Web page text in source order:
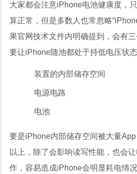
大家都会注意iPhone电池健康度，
算正常，但是多数人也常忽略
果官网技术文件内明确提到，会有
要让iPhone随池都处于持低电压状态
装置的内部储存空间
电源电路
电池
要是iPhone内部储存空间被大量
以上，除了会影响读写性能，也会
作，容易造成iPhone会明显耗电情